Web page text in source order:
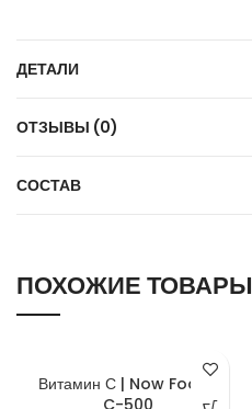
ДЕТАЛИ
ОТЗЫВЫ (0)
СОСТАВ
ПОХОЖИЕ ТОВАРЫ
Витамин С | Now Foods